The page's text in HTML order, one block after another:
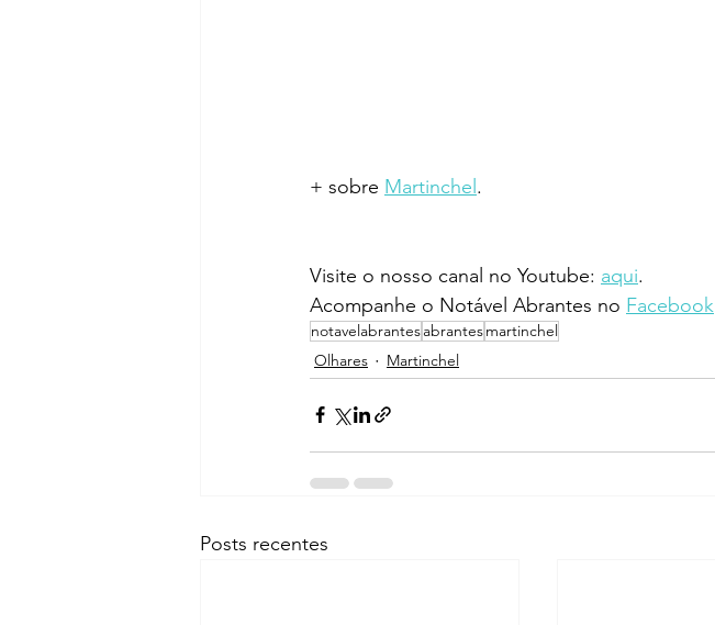
+ sobre Martinchel.
Visite o nosso canal no Youtube: aqui.
Acompanhe o Notável Abrantes no Facebook
notavelabrantesabrantesmartinchel
Olhares
Martinchel
Posts recentes